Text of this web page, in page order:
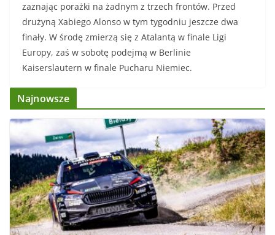
zaznając porażki na żadnym z trzech frontów. Przed
drużyną Xabiego Alonso w tym tygodniu jeszcze dwa
finały. W środę zmierzą się z Atalantą w finale Ligi
Europy, zaś w sobotę podejmą w Berlinie
Kaiserslautern w finale Pucharu Niemiec.
Najnowsze